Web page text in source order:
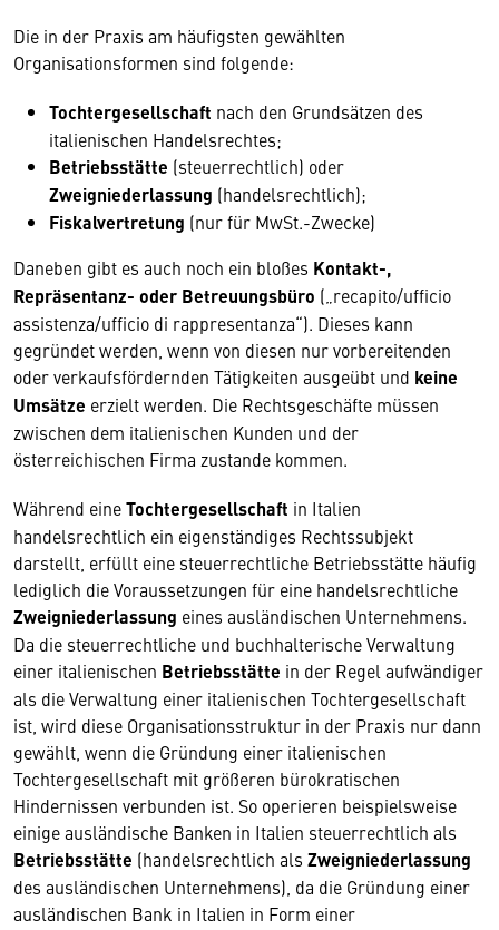
Die in der Praxis am häufigsten gewählten
Organisationsformen sind folgende:
Tochtergesellschaft nach den Grundsätzen des
italienischen Handelsrechtes;
Betriebsstätte (steuerrechtlich) oder
Zweigniederlassung (handelsrechtlich);
Fiskalvertretung (nur für MwSt.-Zwecke)
Daneben gibt es auch noch ein bloßes Kontakt-,
Repräsentanz- oder Betreuungsbüro („recapito/ufficio
assistenza/ufficio di rappresentanza“). Dieses kann
gegründet werden, wenn von diesen nur vorbereitenden
oder verkaufsfördernden Tätigkeiten ausgeübt und keine
Umsätze erzielt werden. Die Rechtsgeschäfte müssen
zwischen dem italienischen Kunden und der
österreichischen Firma zustande kommen.
Während eineTochtergesellschaft in Italien
handelsrechtlich ein eigenständiges Rechtssubjekt
darstellt, erfüllt eine steuerrechtliche Betriebsstätte häufig
lediglich die Voraussetzungen für eine handelsrechtliche
Zweigniederlassung eines ausländischen Unternehmens.
Da die steuerrechtliche und buchhalterische Verwaltung
einer italienischen Betriebsstätte in der Regel aufwändiger
als die Verwaltung einer italienischen Tochtergesellschaft
ist, wird diese Organisationsstruktur in der Praxis nur dann
gewählt, wenn die Gründung einer italienischen
Tochtergesellschaft mit größeren bürokratischen
Hindernissen verbunden ist. So operieren beispielsweise
einige ausländische Banken in Italien steuerrechtlich als
Betriebsstätte (handelsrechtlich als Zweigniederlassung
des ausländischen Unternehmens), da die Gründung einer
ausländischen Bank in Italien in Form einer